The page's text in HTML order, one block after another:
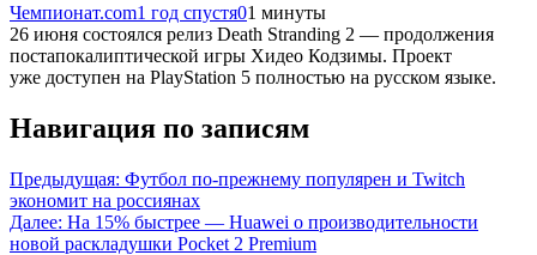
Чемпионат.com1 год спустя01 минуты
26 июня состоялся релиз Death Stranding 2 — продолжения
постапокалиптической игры Хидео Кодзимы. Проект
уже доступен на PlayStation 5 полностью на русском языке.
Навигация по записям
Предыдущая: Футбол по-прежнему популярен и Twitch
экономит на россиянах
Далее: На 15% быстрее — Huawei о производительности
новой раскладушки Pocket 2 Premium